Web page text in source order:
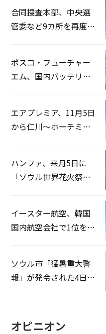
合同捜査本部、中央選
管委など9カ所を再度家
ポスコ・フューチャー
エム、国内バッテリー
エアプレミア、11月5日
から仁川〜ホーチミン
ハンファ、来月5日に
「ソウル世界花火祭り
イースター航空、韓国
国内航空会社で1位を記
ソウル市「猛暑重大警
報」が発令された4日、
オピニオン